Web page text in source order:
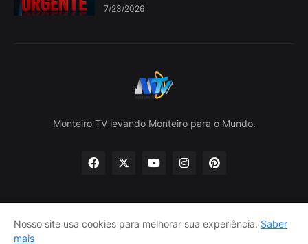
7/23/2026
Monteiro TV levando Monteiro para o Mundo.
Home Sobre nós
política de Privacidade
Nosso site usa cookies para melhorar sua experiência. Saber
mais